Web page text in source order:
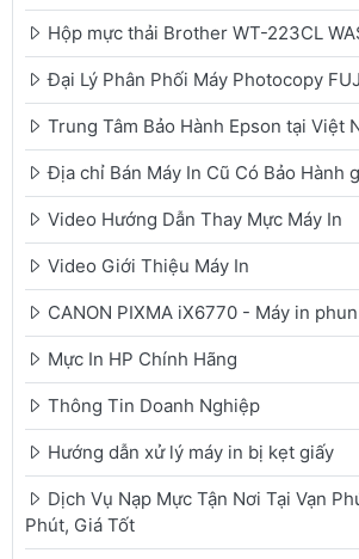
Hộp mực thải Brother WT-223CL
Đại Lý Phân Phối Máy Photocopy
Trung Tâm Bảo Hành Epson tại Việt
Địa chỉ Bán Máy In Cũ Có Bảo Hành
Video Hướng Dẫn Thay Mực Máy In
Video Giới Thiệu Máy In
CANON PIXMA iX6770 - Máy in
Mực In HP Chính Hãng
Thông Tin Doanh Nghiệp
Hướng dẫn xử lý máy in bị kẹt giấy
Dịch Vụ Nạp Mực Tận Nơi Tại Vạn
Phút, Giá Tốt